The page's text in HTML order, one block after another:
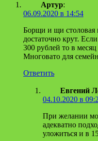
Артур:
06.09.2020 в 14:54
Борщи и щи столовая
достаточно крут.
300 рублей то в
Многовато для
Ответить
Евгений
04.10.2020 в
При желании
адекватно
уложиться и в